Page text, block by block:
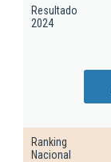
Resultado
2024
Ranking
Nacional